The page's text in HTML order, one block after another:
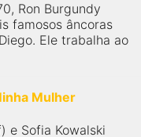
Ron Burgundy
famosos âncoras
Ele trabalha ao
Mulher
e Sofia Kowalski